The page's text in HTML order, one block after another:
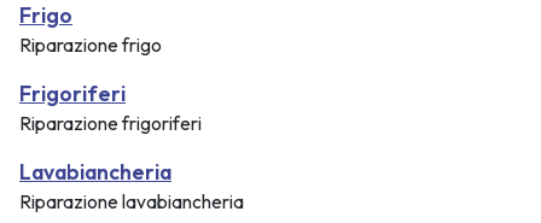
Frigo
Riparazione frigo
Frigoriferi
Riparazione frigoriferi
Lavabiancheria
Riparazione lavabiancheria